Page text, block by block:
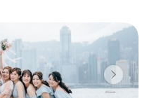
Next